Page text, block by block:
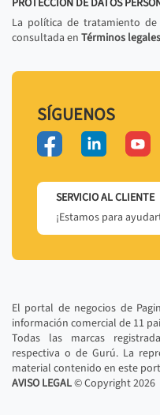
La política de tratamiento
consultada en Términos legales
SÍGUENOS
SERVICIO AL CLIENTE
¡Estamos para
El portal de negocios de
información comercial de 11
Todas las marcas
respectiva o de Gurú. La
material contenido en este
AVISO LEGAL© Copyright2026